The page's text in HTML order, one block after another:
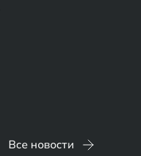
Все новости